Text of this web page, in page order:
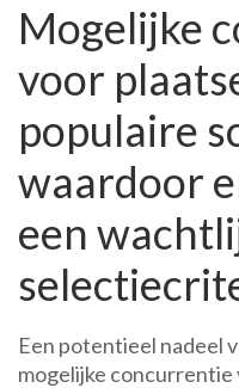
Mogelijke
voor
populaire
waardoor
een
Een potentieel nadeel
mogelijke concurrentie